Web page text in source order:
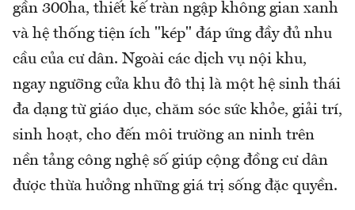
gần 300ha, thiết kế tràn ngập không gian xanh
và hệ thống tiện ích "kép" đáp ứng đầy đủ nhu
cầu của cư dân. Ngoài các dịch vụ nội khu,
ngay ngưỡng cửa khu đô thị là một hệ sinh thái
đa dạng từ giáo dục, chăm sóc sức khỏe, giải trí,
sinh hoạt, cho đến môi trường an ninh trên
nền tảng công nghệ số giúp cộng đồng cư dân
được thừa hưởng những giá trị sống đặc quyền.